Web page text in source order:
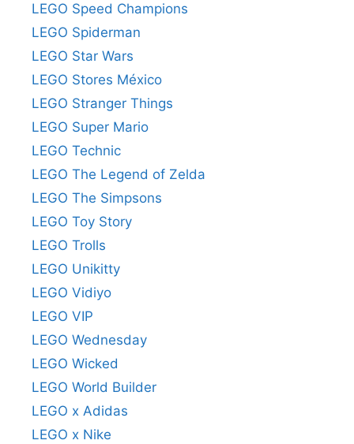
LEGO Speed Champions
LEGO Spiderman
LEGO Star Wars
LEGO Stores México
LEGO Stranger Things
LEGO Super Mario
LEGO Technic
LEGO The Legend of Zelda
LEGO The Simpsons
LEGO Toy Story
LEGO Trolls
LEGO Unikitty
LEGO Vidiyo
LEGO VIP
LEGO Wednesday
LEGO Wicked
LEGO World Builder
LEGO x Adidas
LEGO x Nike